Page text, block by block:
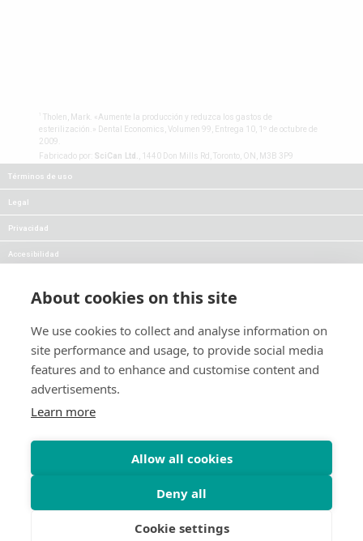
Tholen, Mark. «Aumente la producción y reduzca los gastos de
esterilización.» Dental Economics, Volumen 99, Entrega 10, 1º de octubre de
2009.
Fabricado por: SciCan Ltd. , 1440 Don Mills Rd, Toronto, ON, M3B 3P9
Términos de uso
Legal
Privacidad
Accesibilidad
Carreras profesionales
Prensa
Síganos:
Manténgase informado sobre
About cookies on this site
We use cookies to collect and analyse information on
site performance and usage, to provide social media
features and to enhance and customise content and
advertisements.
Learn more
Allow all cookies
Deny all
Cookie settings